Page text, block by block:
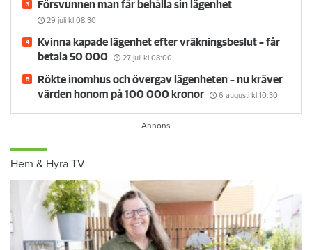
Försvunnen man får behålla sin lägenhet
29 juli kl 08:30
Kvinna kapade lägenhet efter vräkningsbeslut – får
betala 50 000
27 juli kl 08:00
Rökte inomhus och övergav lägenheten – nu kräver
värden honom på 100 000 kronor
6 augusti kl 10:30
Hem & Hyra TV